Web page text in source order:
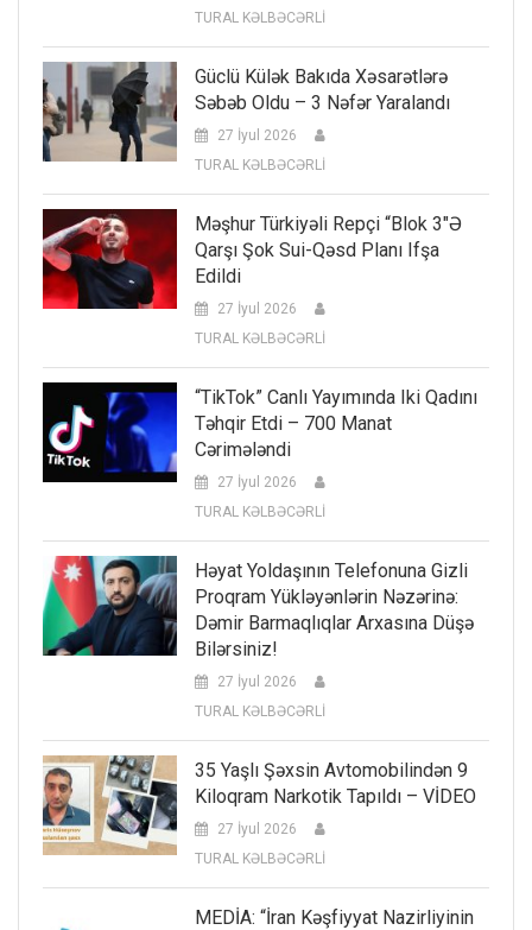
TURAL KƏLBƏCƏRLİ
Güclü Külək Bakıda Xəsarətlərə
Səbəb Oldu – 3 Nəfər Yaralandı
27 İyul 2026
TURAL KƏLBƏCƏRLİ
Məşhur Türkiyəli Repçi “Blok 3″ə
Qarşı Şok Sui-Qəsd Planı Ifşa
Edildi
27 İyul 2026
TURAL KƏLBƏCƏRLİ
“TikTok” Canlı Yayımında Iki Qadını
Təhqir Etdi – 700 Manat
Cərimələndi
27 İyul 2026
TURAL KƏLBƏCƏRLİ
Həyat Yoldaşının Telefonuna Gizli
Proqram Yükləyənlərin Nəzərinə:
Dəmir Barmaqlıqlar Arxasına Düşə
Bilərsiniz!
27 İyul 2026
TURAL KƏLBƏCƏRLİ
35 Yaşlı Şəxsin Avtomobilindən 9
Kiloqram Narkotik Tapıldı – VİDEO
27 İyul 2026
TURAL KƏLBƏCƏRLİ
MEDİA: “İran Kəşfiyyat Nazirliyinin